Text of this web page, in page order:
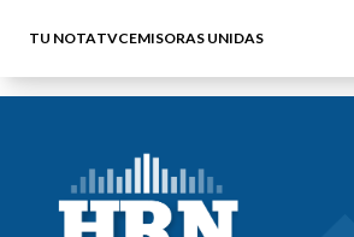
TU NOTATVCEMISORAS UNIDAS